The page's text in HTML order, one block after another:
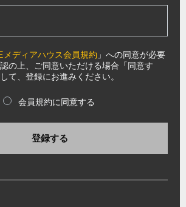
メディアハウス会員規約 」への同意が必要
の上、ご同意いただける場合「同意す
て、登録にお進みください。
会員規約に同意する
登録する